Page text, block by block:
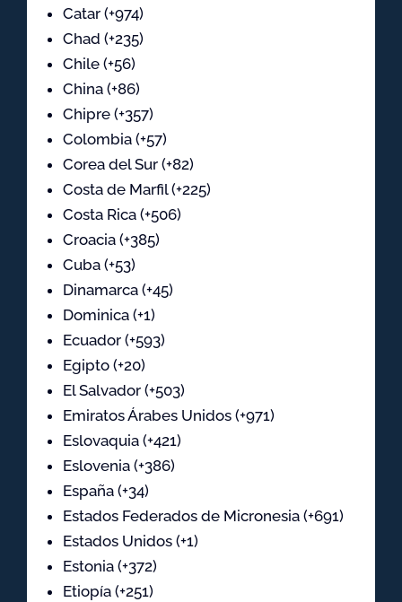
Catar (+974)
Chad (+235)
Chile (+56)
China (+86)
Chipre (+357)
Colombia (+57)
Corea del Sur (+82)
Costa de Marfil (+225)
Costa Rica (+506)
Croacia (+385)
Cuba (+53)
Dinamarca (+45)
Dominica (+1)
Ecuador (+593)
Egipto (+20)
El Salvador (+503)
Emiratos Árabes Unidos (+971)
Eslovaquia (+421)
Eslovenia (+386)
España (+34)
Estados Federados de Micronesia (+691)
Estados Unidos (+1)
Estonia (+372)
Etiopía (+251)